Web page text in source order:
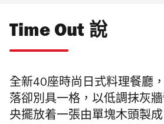
Time Out 說
全新40座時尚日式料理餐廳，
落卻別具一格，以低調抹灰牆
央擺放着一張由單塊木頭製